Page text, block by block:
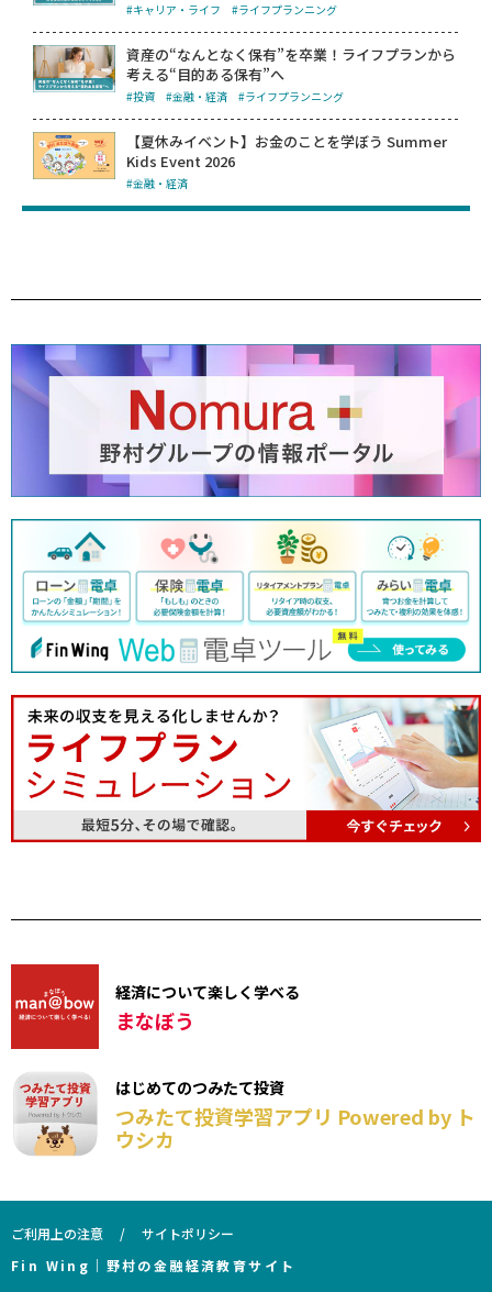
#キャリア・ライフ #ライフプランニング
資産の“なんとなく保有”を卒業！ライフプランから
考える“目的ある保有”へ
#投資 #金融・経済 #ライフプランニング
【夏休みイベント】お金のことを学ぼう Summer
Kids Event 2026
#金融・経済
経済について楽しく学べる
まなぼう
はじめてのつみたて投資
つみたて投資学習アプリ Powered by ト
ウシカ
ご利用上の注意
サイトポリシー
Fin Wing｜野村の金融経済教育サイト